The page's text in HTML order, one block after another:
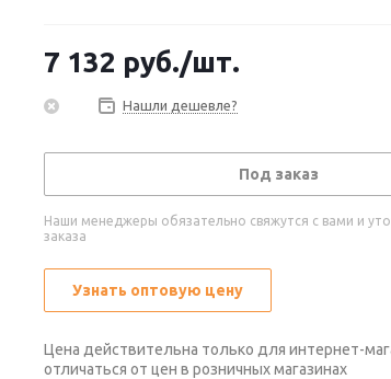
7 132 руб./шт.
Нашли дешевле?
Под заказ
Наши менеджеры обязательно свяжутся с вами и
заказа
Узнать оптовую цену
Цена действительна только для интернет-
отличаться от цен в розничных магазинах